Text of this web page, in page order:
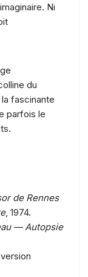
Ni
du
fascinante
parfois le
de Rennes
, 1974.
— Autopsie